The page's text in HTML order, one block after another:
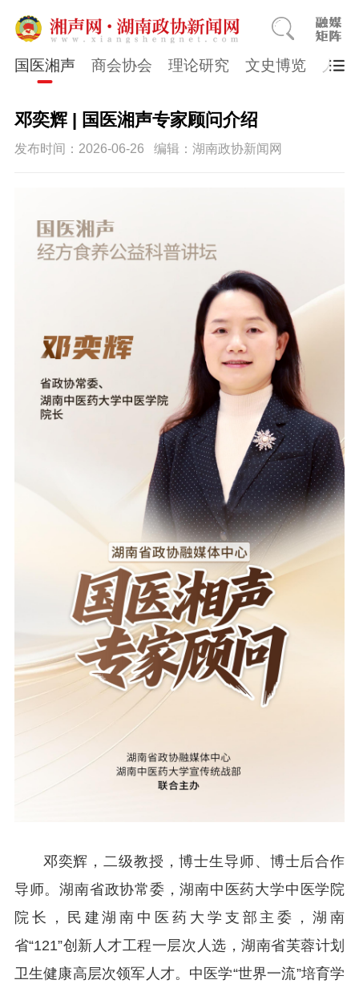
国医湘声 商会协会 理论研究 文史博览 人物
邓奕辉 | 国医湘声专家顾问介绍
发布时间：2026-06-26 编辑：湖南政协新闻网
邓奕辉，二级教授，博士生导师、博士后合作
导师。湖南省政协常委，湖南中医药大学中医学院
院长，民建湖南中医药大学支部主委，湖南
省“121”创新人才工程一层次人选，湖南省芙蓉计划
卫生健康高层次领军人才。中医学“世界一流”培育学